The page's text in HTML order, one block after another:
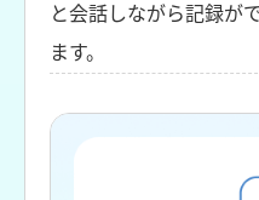
と会話しながら記録が
ます。